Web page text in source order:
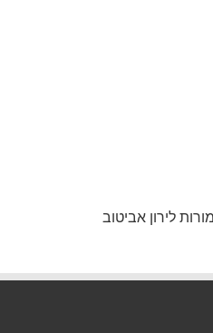
לירון אביטוב